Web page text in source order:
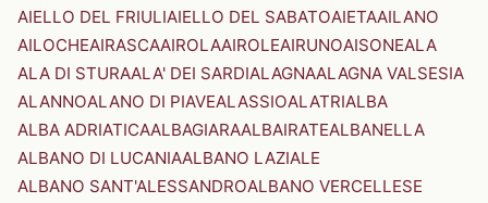
AIELLO DEL FRIULIAIELLO DEL SABATOAIETAAILANO
AILOCHEAIRASCAAIROLAAIROLEAIRUNOAISONEALA
ALA DI STURAALA' DEI SARDIALAGNAALAGNA VALSESIA
ALANNOALANO DI PIAVEALASSIOALATRIALBA
ALBA ADRIATICAALBAGIARAALBAIRATEALBANELLA
ALBANO DI LUCANIAALBANO LAZIALE
ALBANO SANT'ALESSANDROALBANO VERCELLESE